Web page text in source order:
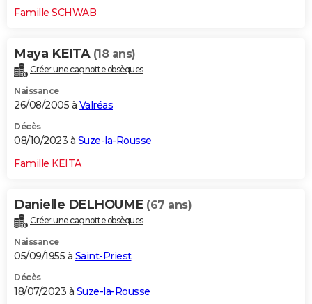
Famille SCHWAB
Maya KEITA (18 ans)
Créer une cagnotte obsèques
Naissance
26/08/2005 à Valréas
Décès
08/10/2023 à Suze-la-Rousse
Famille KEITA
Danielle DELHOUME (67 ans)
Créer une cagnotte obsèques
Naissance
05/09/1955 à Saint-Priest
Décès
18/07/2023 à Suze-la-Rousse